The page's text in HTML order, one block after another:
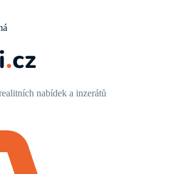
nabídek a inzerátů